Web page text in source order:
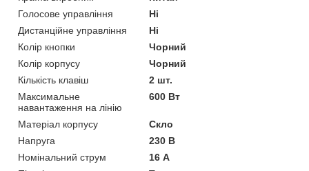
Голосове управління
Ні
Дистанційне управління
Ні
Колір кнопки
Чорний
Колір корпусу
Чорний
Кількість клавіш
2 шт.
Максимальне
навантаження на лінію
600 Вт
Матеріал корпусу
Скло
Напруга
230 В
Номінальний струм
16 А